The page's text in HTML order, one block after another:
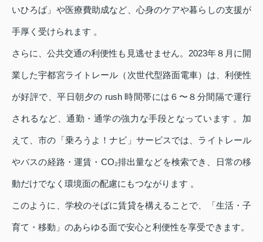
いひろば」や医療費助成など、心身のケアや暮らしの支援が
手厚く受けられます 。
さらに、公共交通の利便性も見逃せません。2023年８月に開
業した宇都宮ライトレール（次世代型路面電車）は、利便性
が好評で、平日朝夕の rush 時間帯には６〜８分間隔で運行
されるなど、通勤・通学の強力な手段となっています 。加
えて、市の「乗ろうよ！ナビ」サービスでは、ライトレール
やバスの経路・運賃・CO₂排出量などを検索でき、日常の移
動だけでなく環境面の配慮にもつながります 。
このように、学校のそばに賃貸を構えることで、「生活・子
育て・移動」のあらゆる面で安心と利便性を享受できます。